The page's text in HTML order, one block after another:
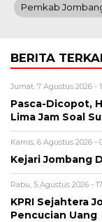
Pemkab
BERITA
Jumat, 7 Agustus 2026 -
Pasca-Dicopot,
Lima Jam Soal
Kamis, 6 Agustus 2026 -
Kejari Jombang
Rabu, 5 Agustus 2026 -
KPRI Sejahtera
Pencucian Uang